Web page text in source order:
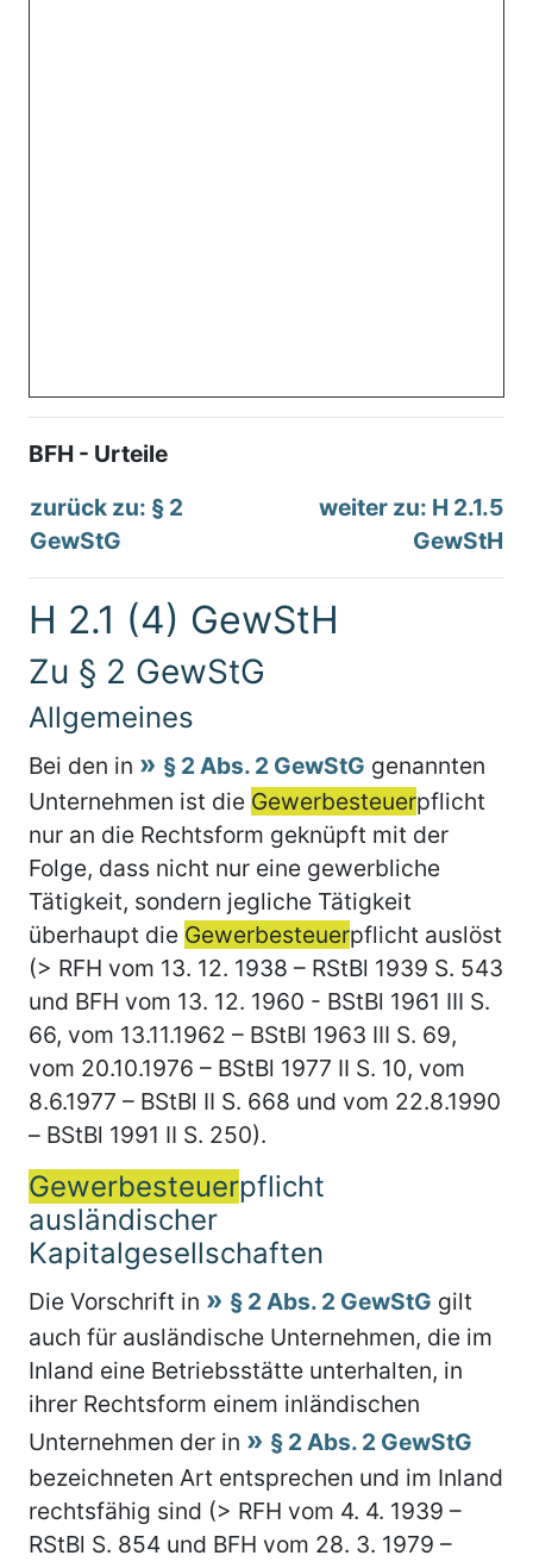
BFH - Urteile
zurück zu: § 2
GewStG
weiter zu: H 2.1.5
GewStH
H 2.1 (4) GewStH
Zu § 2 GewStG
Allgemeines
Bei den in § 2 Abs. 2 GewStG genannten
Unternehmen ist die Gewerbesteuerpflicht
nur an die Rechtsform geknüpft mit der
Folge, dass nicht nur eine gewerbliche
Tätigkeit, sondern jegliche Tätigkeit
überhaupt die Gewerbesteuerpflicht auslöst
(> RFH vom 13. 12. 1938 – RStBl 1939 S. 543
und BFH vom 13. 12. 1960 - BStBl 1961 III S.
66, vom 13.11.1962 – BStBl 1963 III S. 69,
vom 20.10.1976 – BStBl 1977 II S. 10, vom
8.6.1977 – BStBl II S. 668 und vom 22.8.1990
– BStBl 1991 II S. 250).
Gewerbesteuerpflicht
ausländischer
Kapitalgesellschaften
Die Vorschrift in § 2 Abs. 2 GewStG gilt
auch für ausländische Unternehmen, die im
Inland eine Betriebsstätte unterhalten, in
ihrer Rechtsform einem inländischen
Unternehmen der in
§ 2 Abs. 2 GewStG
bezeichneten Art entsprechen und im Inland
rechtsfähig sind (> RFH vom 4. 4. 1939 –
RStBl S. 854 und BFH vom 28. 3. 1979 –